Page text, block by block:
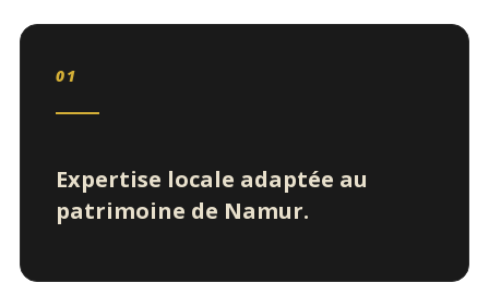
01
Expertise locale adaptée au
patrimoine de Namur.